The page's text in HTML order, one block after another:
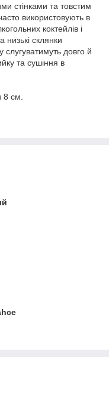
стінками та товстим
використовують в
коктейлів і
низькі склянки
слугуватимуть довго й
та сушіння в
8 см.